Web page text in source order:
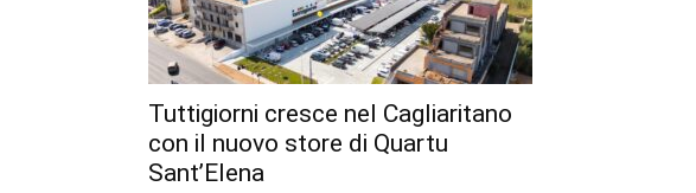
Tuttigiorni cresce nel Cagliaritano
con il nuovo store di Quartu
Sant’Elena